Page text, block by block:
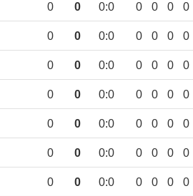
0 0 0:0 0 0 0 0
0 0 0:0 0 0 0 0
0 0 0:0 0 0 0 0
0 0 0:0 0 0 0 0
0 0 0:0 0 0 0 0
0 0 0:0 0 0 0 0
0 0 0:0 0 0 0 0